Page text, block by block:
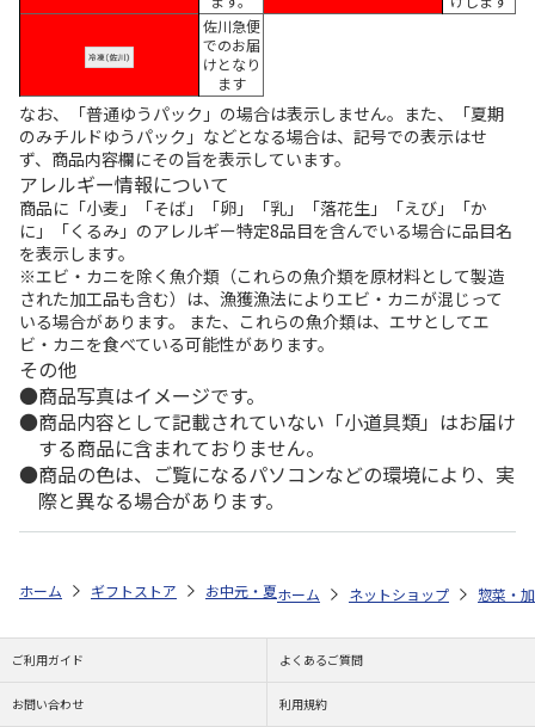
佐川急便
でのお届
けとなり
ます
なお、「普通ゆうパック」の場合は表示しません。また、「夏期
のみチルドゆうパック」などとなる場合は、記号での表示はせ
ず、商品内容欄にその旨を表示しています。
アレルギー情報について
商品に「小麦」「そば」「卵」「乳」「落花生」「えび」「か
に」「くるみ」のアレルギー特定8品目を含んでいる場合に品目名
を表示します。
※エビ・カニを除く魚介類（これらの魚介類を原材料として製造
された加工品も含む）は、漁獲漁法によりエビ・カニが混じって
いる場合があります。 また、これらの魚介類は、エサとしてエ
ビ・カニを食べている可能性があります。
その他
商品写真はイメージです。
商品内容として記載されていない「小道具類」はお届け
する商品に含まれておりません。
商品の色は、ご覧になるパソコンなどの環境により、実
際と異なる場合があります。
ホーム ギフトストア お中元・夏ギフト特集 2026 ゆうゆうギフト
ホーム ネットショップ 惣菜・
ご利用ガイド よくあるご質問
お問い合わせ 利用規約